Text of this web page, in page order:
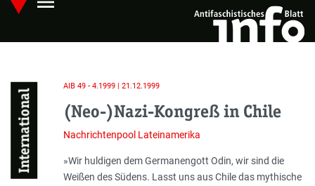
Skip
main
Hauptmenü öffnen
International
AIB 49 - 4.1999 | 21.12.1999
(Neo-)Nazi-Kongreß in Chile
Nachrichtenpool Lateinamerika
Einleitung
»Wir huldigen dem Germanengott Odin, wir sind die
Weißen des Südens. Lasst uns aus Chile das mythische